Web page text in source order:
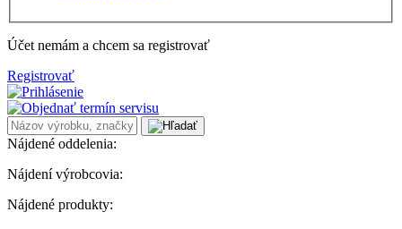
Účet nemám a chcem sa registrovať
Registrovať
Nájdené oddelenia:
Nájdení výrobcovia:
Nájdené produkty: